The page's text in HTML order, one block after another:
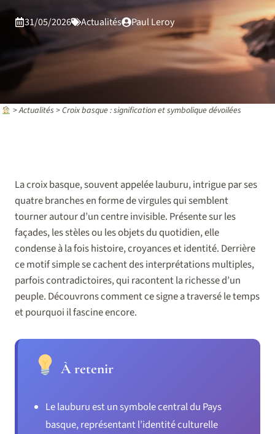
31/05/2026 Actualités Paul Leroy
>Actualités >Croix basque : signification et symbolique dévoilées
La croix basque, souvent appelée lauburu, intrigue par ses
quatre branches en forme de virgules qui semblent
tourner autour d’un centre invisible. Présente sur les
façades, les stèles ou les objets du quotidien, elle
condense à la fois histoire, croyances et identité. Derrière
ce motif simple se cachent des interprétations multiples,
parfois contradictoires, qui racontent la richesse d’un
peuple. Découvrons comment ce signe a traversé le temps
et pourquoi il fascine encore.
À retenir
Le lauburu est un symbole central du Pays
basque, représentant l’identité culturelle